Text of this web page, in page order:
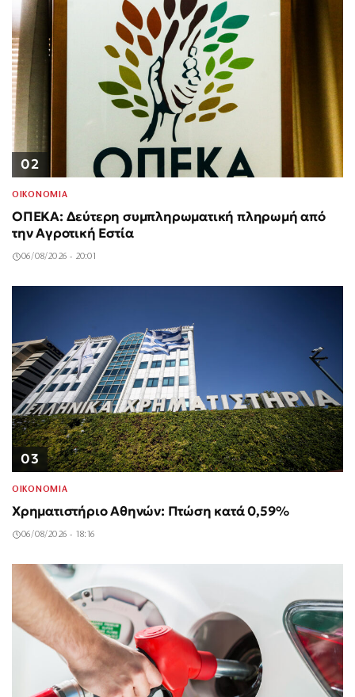
02
ΟΙΚΟΝΟΜΙΑ
ΟΠΕΚΑ: Δεύτερη συμπληρωματική πληρωμή από
την Αγροτική Εστία
06/08/2026 - 20:01
03
ΟΙΚΟΝΟΜΙΑ
Χρηματιστήριο Αθηνών: Πτώση κατά 0,59%
06/08/2026 - 18:16